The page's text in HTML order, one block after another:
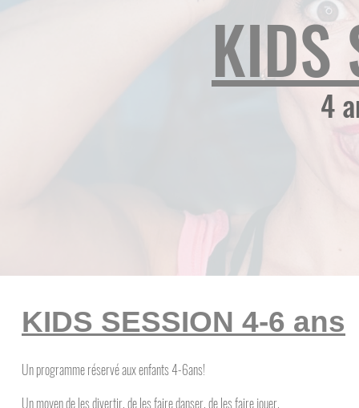
KIDS
4
KIDS SESSION 4-6 ans
Un programme réservé aux enfants 4-6ans!
Un moyen de les divertir, de les faire danser, de les faire jouer.